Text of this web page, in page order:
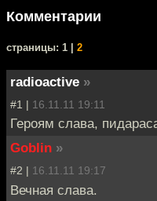
Комментарии
cтраницы: 1 | 2
radioactive »
#1 | 16.11.11 19:11
Героям слава,
Goblin »
#2 | 16.11.11 19:17
Вечная слава.